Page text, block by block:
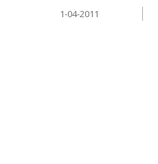
1-04-2011